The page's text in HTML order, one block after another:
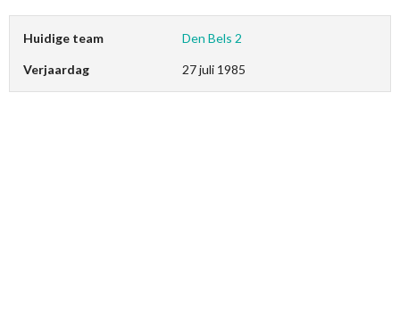
Huidige team Den Bels 2
Verjaardag 27 juli 1985